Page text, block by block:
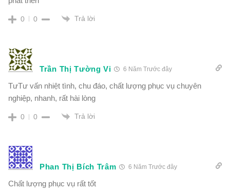
0 0 Trả lời
Trần Thị Tường Vi 6 Năm Trước đây
TưTư vấn nhiệt tình, chu đáo, chất lượng phục vụ chuyên
nghiệp, nhanh, rất hài lòng
0 0 Trả lời
Phan Thị Bích Trâm 6 Năm Trước đây
Chất lượng phục vụ rất tốt